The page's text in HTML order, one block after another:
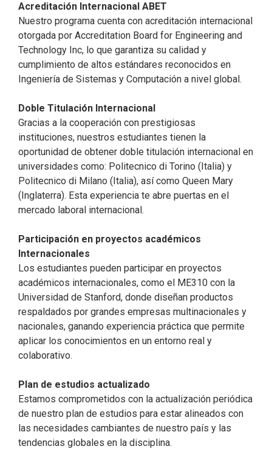
Acreditación Internacional ABET
Nuestro programa cuenta con acreditación internacional
otorgada por Accreditation Board for Engineering and
Technology Inc, lo que garantiza su calidad y
cumplimiento de altos estándares reconocidos en
Ingeniería de Sistemas y Computación a nivel global.
Doble Titulación Internacional
Gracias a la cooperación con prestigiosas
instituciones, nuestros estudiantes tienen la
oportunidad de obtener doble titulación internacional en
universidades como: Politecnico di Torino (Italia) y
Politecnico di Milano (Italia), así como Queen Mary
(Inglaterra). Esta experiencia te abre puertas en el
mercado laboral internacional.
Participación en proyectos académicos
Internacionales
Los estudiantes pueden participar en proyectos
académicos internacionales, como el ME310 con la
Universidad de Stanford, donde diseñan productos
respaldados por grandes empresas multinacionales y
nacionales, ganando experiencia práctica que permite
aplicar los conocimientos en un entorno real y
colaborativo.
Plan de estudios actualizado
Estamos comprometidos con la actualización periódica
de nuestro plan de estudios para estar alineados con
las necesidades cambiantes de nuestro país y las
tendencias globales en la disciplina.